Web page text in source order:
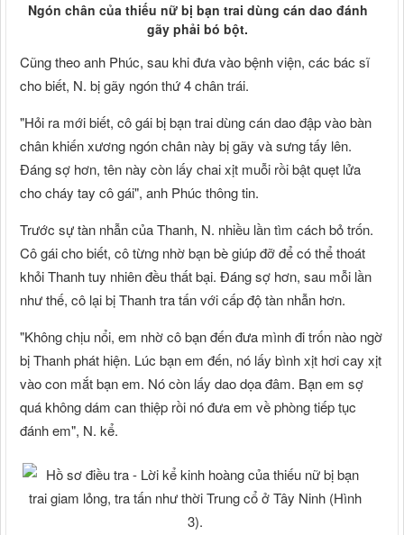
Ngón chân của thiếu nữ bị bạn trai dùng cán dao đánh
gãy phải bó bột.
Cũng theo anh Phúc, sau khi đưa vào bệnh viện, các bác sĩ
cho biết, N. bị gãy ngón thứ 4 chân trái.
"Hỏi ra mới biết, cô gái bị bạn trai dùng cán dao đập vào bàn
chân khiến xương ngón chân này bị gãy và sưng tấy lên.
Đáng sợ hơn, tên này còn lấy chai xịt muỗi rồi bật quẹt lửa
cho cháy tay cô gái", anh Phúc thông tin.
Trước sự tàn nhẫn của Thanh, N. nhiều lần tìm cách bỏ trốn.
Cô gái cho biết, cô từng nhờ bạn bè giúp đỡ để có thể thoát
khỏi Thanh tuy nhiên đều thất bại. Đáng sợ hơn, sau mỗi lần
như thế, cô lại bị Thanh tra tấn với cấp độ tàn nhẫn hơn.
"Không chịu nổi, em nhờ cô bạn đến đưa mình đi trốn nào ngờ
bị Thanh phát hiện. Lúc bạn em đến, nó lấy bình xịt hơi cay xịt
vào con mắt bạn em. Nó còn lấy dao dọa đâm. Bạn em sợ
quá không dám can thiệp rồi nó đưa em về phòng tiếp tục
đánh em", N. kể.